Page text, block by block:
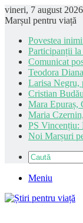
vineri, 7 august 2026
Marșul pentru viață
Povestea
Participanții
Comunicat
Teodora
Larisa Negru,
Cristian
Mara Epuraș,
Maria
PS Vincențiu:
Noi Marșuri
Meniu